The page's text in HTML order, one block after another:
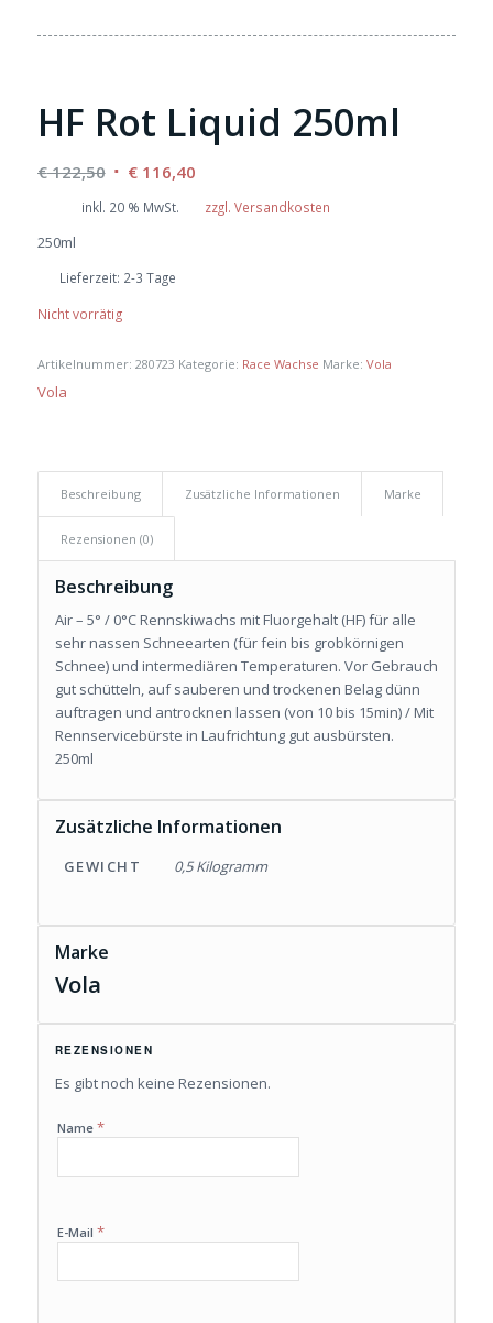
HF Rot Liquid 250ml
€122,50 Ursprünglicher
€116,40Aktueller
Preis
ist:
inkl. 20 % MwSt. zzgl. Versandkosten
250ml
Lieferzeit: 2-3 Tage
Nicht vorrätig
Artikelnummer: 280723 Kategorie: Race Wachse Marke: Vola
Vola
Beschreibung Zusätzliche Informationen Marke
Rezensionen (0)
Beschreibung
Air – 5° / 0°C Rennskiwachs mit Fluorgehalt (HF) für alle
sehr nassen Schneearten (für fein bis grobkörnigen
Schnee) und intermediären Temperaturen. Vor Gebrauch
gut schütteln, auf sauberen und trockenen Belag dünn
auftragen und antrocknen lassen (von 10 bis 15min) / Mit
Rennservicebürste in Laufrichtung gut ausbürsten.
250ml
Zusätzliche Informationen
GEWICHT 0,5 Kilogramm
Marke
Vola
REZENSIONEN
Es gibt noch keine Rezensionen.
Name *
E-Mail *